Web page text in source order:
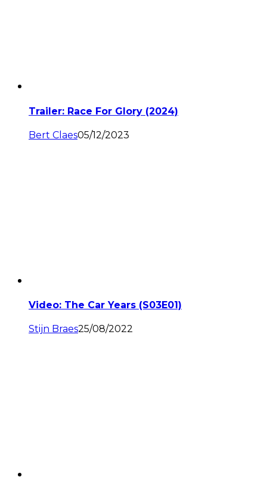
Trailer: Race For Glory (2024)
Bert Claes05/12/2023
Video: The Car Years (S03E01)
Stijn Braes25/08/2022